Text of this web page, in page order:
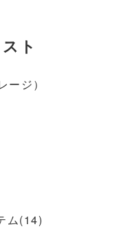
ト
ジ）
ム(14)